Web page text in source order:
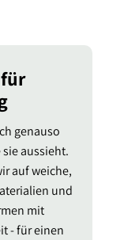
genauso
aussieht.
auf weiche,
und
mit
- für einen